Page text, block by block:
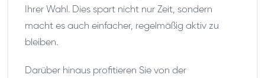
Ihrer Wahl. Dies spart nicht nur Zeit, sondern
macht es auch einfacher, regelmäßig aktiv zu
bleiben.
Darüber hinaus profitieren Sie von der